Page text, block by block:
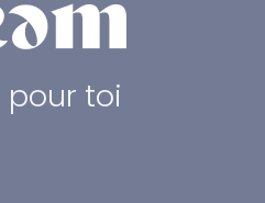
pour toi